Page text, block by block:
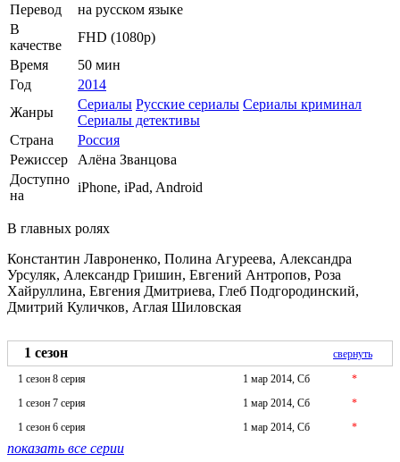
Перевод
на русском языке
В
качестве
FHD (1080p)
Время
50 мин
Год
2014
Жанры
Сериалы Русские сериалы Сериалы криминал
Сериалы детективы
Страна
Россия
Режиссер
Алёна Званцова
Доступно
на
iPhone, iPad, Android
В главных ролях
Константин Лавроненко, Полина Агуреева, Александра
Урсуляк, Александр Гришин, Евгений Антропов, Роза
Хайруллина, Евгения Дмитриева, Глеб Подгородинский,
Дмитрий Куличков, Аглая Шиловская
1 сезон
свернуть
1 сезон 8 серия
1 мар 2014, Сб
*
1 сезон 7 серия
1 мар 2014, Сб
*
1 сезон 6 серия
1 мар 2014, Сб *
показать все серии